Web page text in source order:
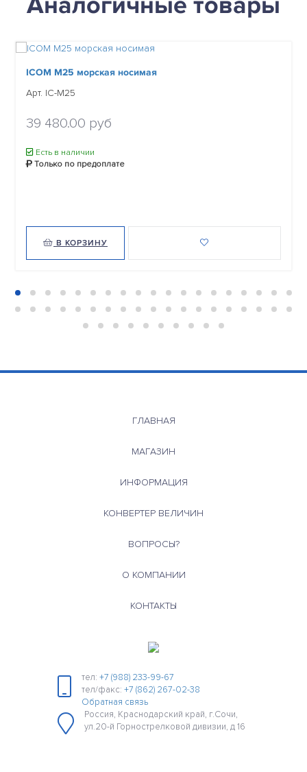
ICOM M25 морская носимая
Арт. IC-M25
39 480.00 руб
Есть в наличии
Только по предоплате
В КОРЗИНУ
ГЛАВНАЯ
МАГАЗИН
ИНФОРМАЦИЯ
КОНВЕРТЕР ВЕЛИЧИН
ВОПРОСЫ?
О КОМПАНИИ
КОНТАКТЫ
тел: +7 (988) 233-99-67
тел/факс: +7 (862) 267-02-38
Обратная связь
Россия, Краснодарский край, г.Сочи,
ул.20-й Горнострелковой дивизии, д 16